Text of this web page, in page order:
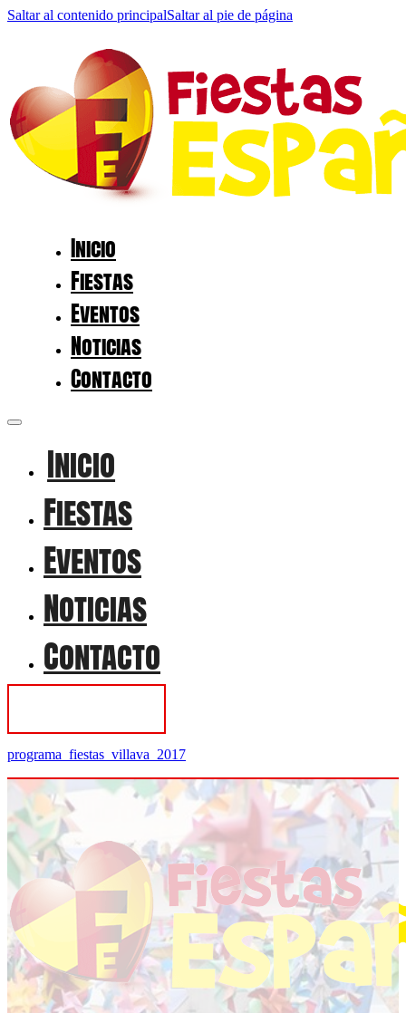
Saltar al contenido principalSaltar al pie de página
Inicio
Fiestas
Eventos
Noticias
Contacto
Inicio
Fiestas
Eventos
Noticias
Contacto
programa_fiestas_villava_2017